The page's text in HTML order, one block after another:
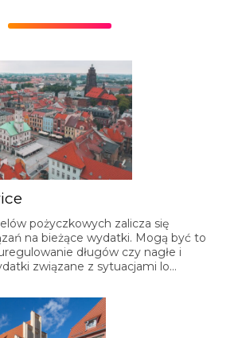
pożyczkowych zalicza się
na bieżące wydatki. Mogą być to
długów czy nagłe i
związane z sytuacjami lo…